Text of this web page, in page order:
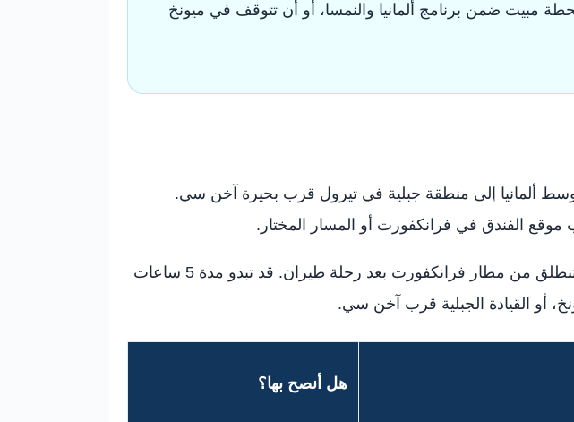
مبيت ضمن برنامج ألمانيا والنمسا، أو أن تتوقف في ميونخ
وسط ألمانيا إلى منطقة جبلية في تيرول قرب بحيرة آخن سي.
عمليًا، احسب الطريق على أنه يوم انتقال كامل، خصوصًا إذا كنت مع عائلة أو تنطلق من مطار فرانكفورت بعد رحلة طيران. قد تبدو مدة 5 ساعات
أو القيادة الجبلية قرب آخن سي.
هل أنصح بها؟